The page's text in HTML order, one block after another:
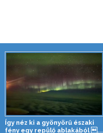
Így néz ki a gyönyörű északi
fény egy repülő ablakából ...